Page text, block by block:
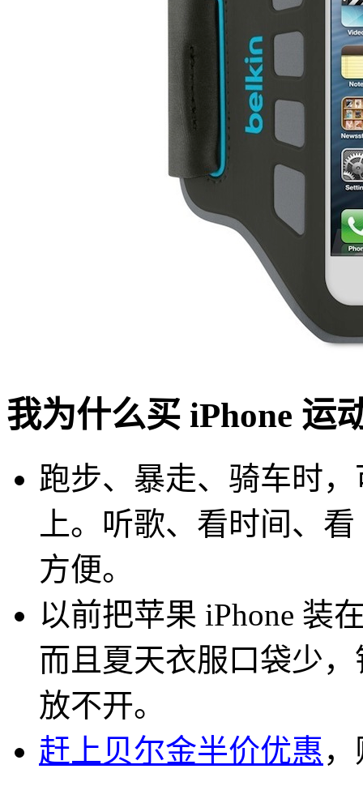
我为什么买 iPhone 运
跑步、暴走、骑车时
上。听歌、看时间、
方便。
以前把苹果 iPhone 装
而且夏天衣服口袋少
放不开。
赶上贝尔金半价优惠